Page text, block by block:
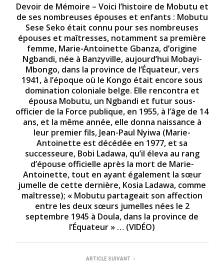
Devoir de Mémoire – Voici l’histoire de Mobutu et
de ses nombreuses épouses et enfants : Mobutu
Sese Seko était connu pour ses nombreuses
épouses et maîtresses, notamment sa première
femme, Marie-Antoinette Gbanza, d’origine
Ngbandi, née à Banzyville, aujourd’hui Mobayi-
Mbongo, dans la province de l’Équateur, vers
1941, à l’époque où le Kongo était encore sous
domination coloniale belge. Elle rencontra et
épousa Mobutu, un Ngbandi et futur sous-
officier de la Force publique, en 1955, à l’âge de 14
ans, et la même année, elle donna naissance à
leur premier fils, Jean-Paul Nyiwa (Marie-
Antoinette est décédée en 1977, et sa
successeure, Bobi Ladawa, qu’il éleva au rang
d’épouse officielle après la mort de Marie-
Antoinette, tout en ayant également la sœur
jumelle de cette dernière, Kosia Ladawa, comme
maîtresse); « Mobutu partageait son affection
entre les deux sœurs jumelles nées le 2
septembre 1945 à Doula, dans la province de
l’Équateur » … (VIDÉO)
ARTICLE SUIVANT